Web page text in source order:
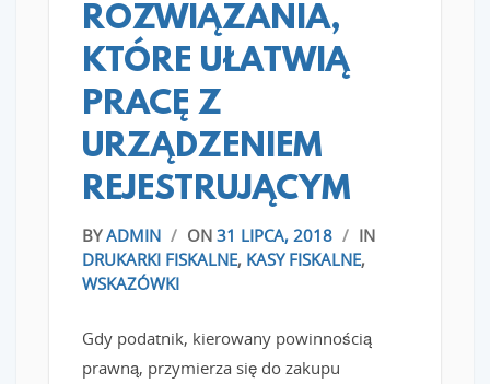
ROZWIĄZANIA,
KTÓRE UŁATWIĄ
PRACĘ Z
URZĄDZENIEM
REJESTRUJĄCYM
BYADMIN / ON 31 LIPCA, 2018 / IN
DRUKARKI FISKALNE, KASY FISKALNE,
WSKAZÓWKI
Gdy podatnik, kierowany powinnością
prawną, przymierza się do zakupu